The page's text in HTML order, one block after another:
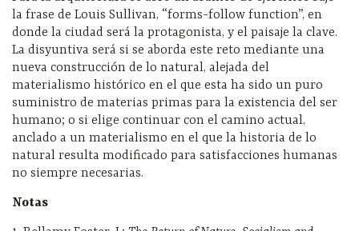
la frase de Louis Sullivan, “forms-follow function”, en
donde la ciudad será la protagonista, y el paisaje la clave.
La disyuntiva será si se aborda este reto mediante una
nueva construcción de lo natural, alejada del
materialismo histórico en el que esta ha sido un puro
suministro de materias primas para la existencia del ser
humano; o si elige continuar con el camino actual,
anclado a un materialismo en el que la historia de lo
natural resulta modificado para satisfacciones humanas
no siempre necesarias.
Notas